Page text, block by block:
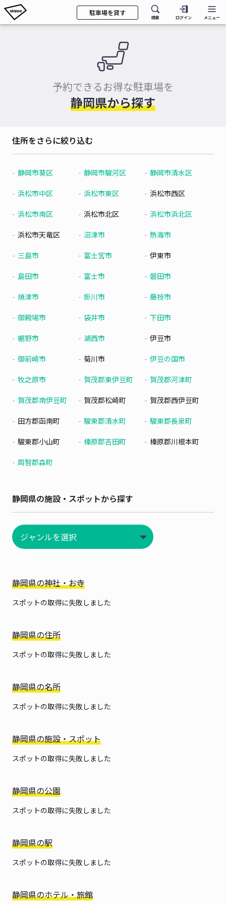
駐車場を貸す
検索 ログイン メニュー
予約できるお得な駐車場を
静岡県から探す
住所をさらに絞り込む
静岡市葵区 静岡市駿河区 静岡市清水区
浜松市中区 浜松市東区 浜松市西区
浜松市南区 浜松市北区 浜松市浜北区
浜松市天竜区 沼津市 熱海市
三島市 富士宮市 伊東市
島田市 富士市 磐田市
焼津市 掛川市 藤枝市
御殿場市 袋井市 下田市
裾野市 湖西市 伊豆市
御前崎市 菊川市 伊豆の国市
牧之原市 賀茂郡東伊豆町 賀茂郡河津町
賀茂郡南伊豆町 賀茂郡松崎町 賀茂郡西伊豆町
田方郡函南町 駿東郡清水町 駿東郡長泉町
駿東郡小山町 榛原郡吉田町 榛原郡川根本町
周智郡森町
静岡県の施設・スポットから探す
静岡県の神社・お寺
スポットの取得に失敗しました
静岡県の住所
スポットの取得に失敗しました
静岡県の名所
スポットの取得に失敗しました
静岡県の施設・スポット
スポットの取得に失敗しました
静岡県の公園
スポットの取得に失敗しました
静岡県の駅
スポットの取得に失敗しました
静岡県のホテル・旅館